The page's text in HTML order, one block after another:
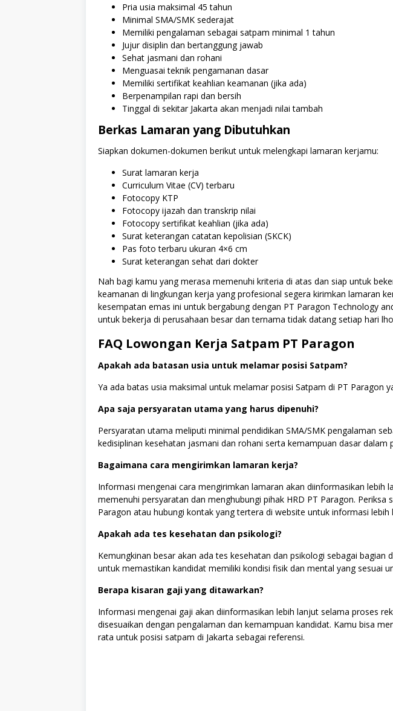
Pria usia maksimal 45 tahun
Minimal SMA/SMK sederajat
Memiliki pengalaman sebagai satpam minimal 1 tahun
Jujur disiplin dan bertanggung jawab
Sehat jasmani dan rohani
Menguasai teknik pengamanan dasar
Memiliki sertifikat keahlian keamanan (jika ada)
Berpenampilan rapi dan bersih
Tinggal di sekitar Jakarta akan menjadi nilai tambah
Berkas Lamaran yang Dibutuhkan
Siapkan dokumen-dokumen berikut untuk melengkapi lamaran kerjamu:
Surat lamaran kerja
Curriculum Vitae (CV) terbaru
Fotocopy KTP
Fotocopy ijazah dan transkrip nilai
Fotocopy sertifikat keahlian (jika ada)
Surat keterangan catatan kepolisian (SKCK)
Pas foto terbaru ukuran 4×6 cm
Surat keterangan sehat dari dokter
Nah bagi kamu yang merasa memenuhi kriteria di atas dan siap untuk
keamanan di lingkungan kerja yang profesional segera kirimkan lamaran
kesempatan emas ini untuk bergabung dengan PT Paragon Technology
untuk bekerja di perusahaan besar dan ternama tidak datang setiap hari
FAQ Lowongan Kerja Satpam PT Paragon
Apakah ada batasan usia untuk melamar posisi Satpam?
Ya ada batas usia maksimal untuk melamar posisi Satpam di PT Paragon
Apa saja persyaratan utama yang harus dipenuhi?
Persyaratan utama meliputi minimal pendidikan SMA/SMK pengalaman
kedisiplinan kesehatan jasmani dan rohani serta kemampuan dasar dalam
Bagaimana cara mengirimkan lamaran kerja?
Informasi mengenai cara mengirimkan lamaran akan diinformasikan lebih
memenuhi persyaratan dan menghubungi pihak HRD PT Paragon. Periksa
Paragon atau hubungi kontak yang tertera di website untuk informasi lebih
Apakah ada tes kesehatan dan psikologi?
Kemungkinan besar akan ada tes kesehatan dan psikologi sebagai bagian
untuk memastikan kandidat memiliki kondisi fisik dan mental yang sesuai
Berapa kisaran gaji yang ditawarkan?
Informasi mengenai gaji akan diinformasikan lebih lanjut selama proses
disesuaikan dengan pengalaman dan kemampuan kandidat. Kamu bisa
rata untuk posisi satpam di Jakarta sebagai referensi.